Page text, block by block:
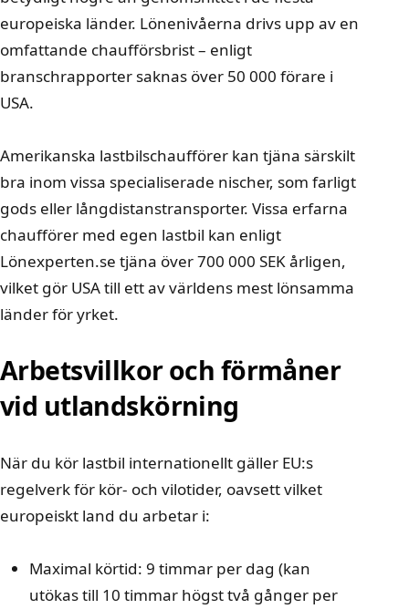
europeiska länder. Lönenivåerna drivs upp av en
omfattande chaufförsbrist – enligt
branschrapporter saknas över 50 000 förare i
USA.
Amerikanska lastbilschaufförer kan tjäna särskilt
bra inom vissa specialiserade nischer, som farligt
gods eller långdistanstransporter. Vissa erfarna
chaufförer med egen lastbil kan enligt
Lönexperten.se tjäna över 700 000 SEK årligen,
vilket gör USA till ett av världens mest lönsamma
länder för yrket.
Arbetsvillkor och förmåner
vid utlandskörning
När du kör lastbil internationellt gäller EU:s
regelverk för kör- och vilotider, oavsett vilket
europeiskt land du arbetar i:
Maximal körtid: 9 timmar per dag (kan
utökas till 10 timmar högst två gånger per